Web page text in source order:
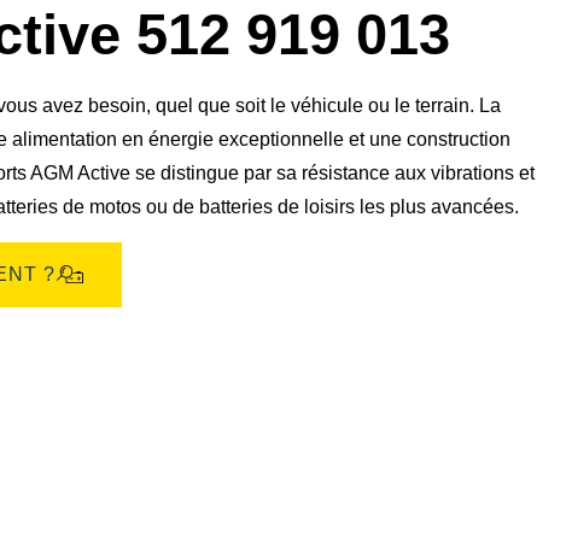
de
dialogue
512 919 013
avez besoin, quel que soit le véhicule ou le terrain. La
en énergie exceptionnelle et une construction
AGM Active se distingue par sa résistance aux vibrations et
de motos ou de batteries de loisirs les plus avancées.
?